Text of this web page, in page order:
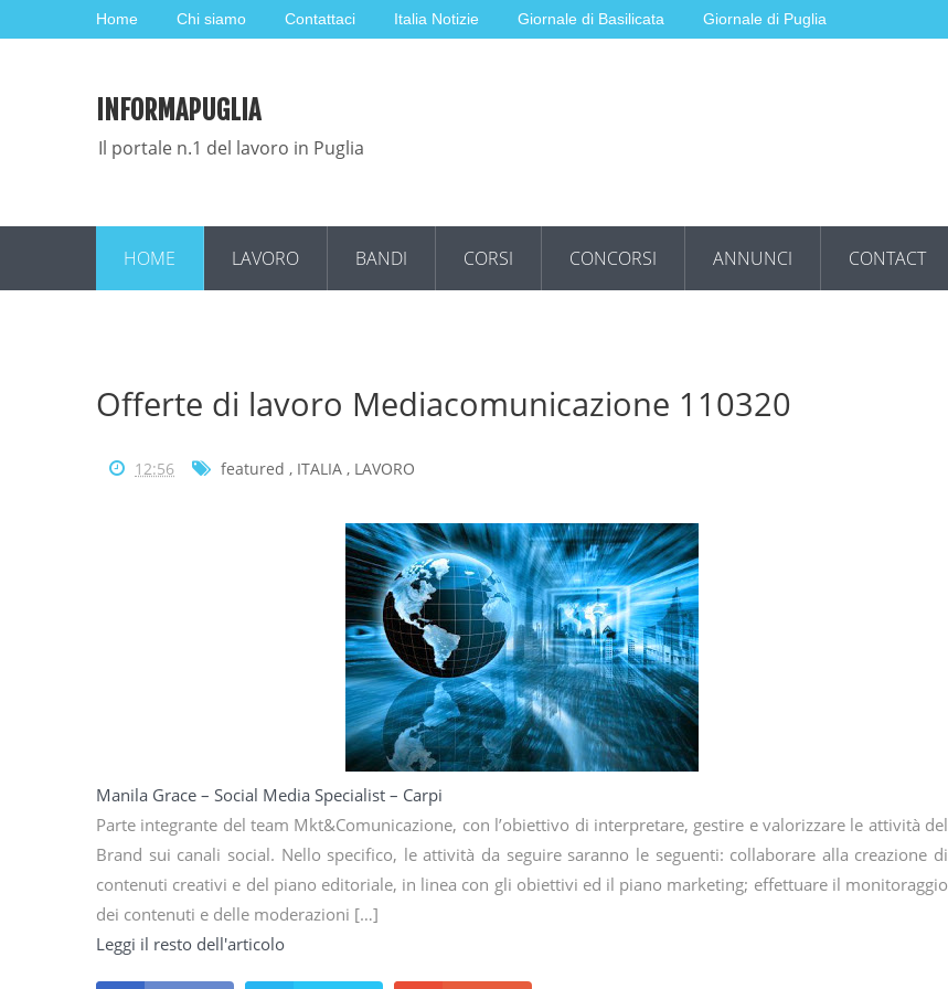
Home Chi siamo Contattaci Italia Notizie Giornale di Basilicata Giornale di Puglia
INFORMAPUGLIA
Il portale n.1 del lavoro in Puglia
HOME LAVORO BANDI CORSI CONCORSI ANNUNCI CONTACT
Offerte di lavoro Mediacomunicazione 110320
12:56 featured , ITALIA , LAVORO
Manila Grace – Social Media Specialist – Carpi
Parte integrante del team Mkt&Comunicazione, con l’obiettivo di interpretare, gestire e valorizzare le attività del
Brand sui canali social. Nello specifico, le attività da seguire saranno le seguenti: collaborare alla creazione di
contenuti creativi e del piano editoriale, in linea con gli obiettivi ed il piano marketing; effettuare il monitoraggio
dei contenuti e delle moderazioni […]
Leggi il resto dell'articolo